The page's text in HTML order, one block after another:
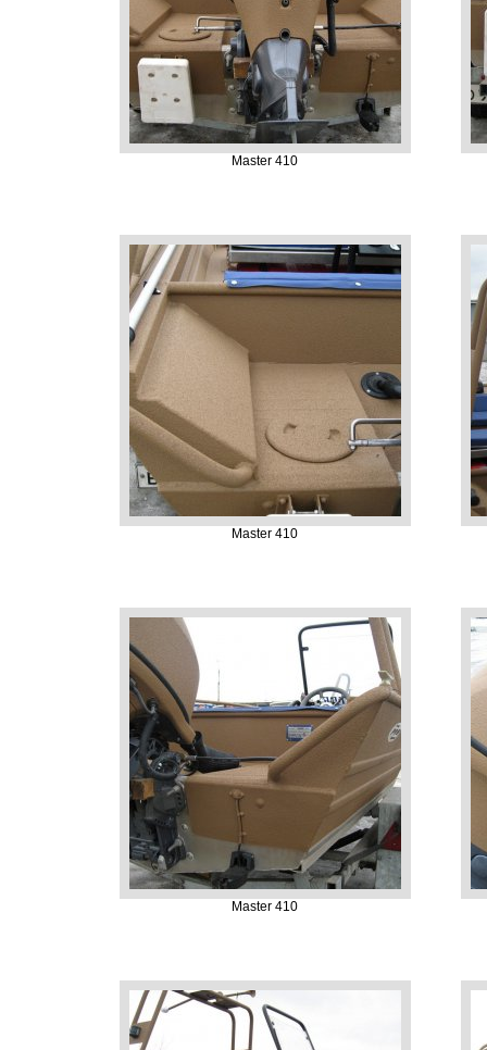
Master 410
Master 410
Master 410